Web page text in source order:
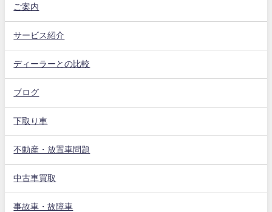
ご案内
サービス紹介
ディーラーとの比較
ブログ
下取り車
不動産・放置車問題
中古車買取
事故車・故障車